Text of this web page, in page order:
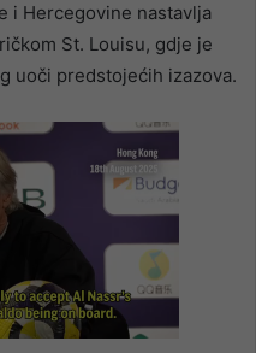
i Hercegovine nastavlja
St. Louisu, gdje je
uoči predstojećih izazova.